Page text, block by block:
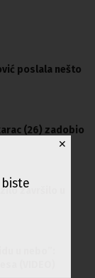
poslala nešto
(26) zadobio
završilo u
✕